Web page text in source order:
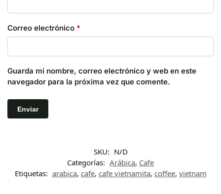
Correo electrónico *
Guarda mi nombre, correo electrónico y web en este
navegador para la próxima vez que comente.
SKU: N/D
Categorías: Arábica, Cafe
Etiquetas: arabica, cafe, cafe vietnamita, coffee, vietnam